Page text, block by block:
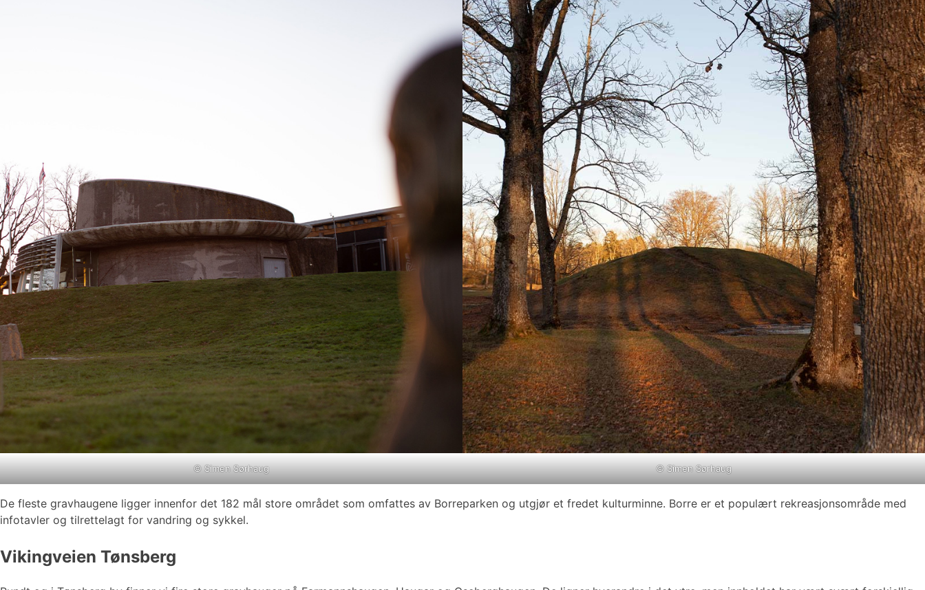
©Simen Sørhaug ©Simen Sørhaug
De fleste gravhaugene ligger innenfor det 182 mål store området som omfattes av Borreparken og utgjør et fredet kulturminne. Borre er et populært rekreasjonsområde med
infotavler og tilrettelagt for vandring og sykkel.
Vikingveien Tønsberg